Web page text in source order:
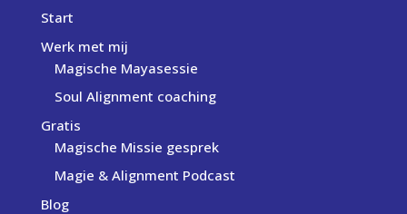
Start
Werk met mij
Magische Mayasessie
Soul Alignment coaching
Gratis
Magische Missie gesprek
Magie & Alignment Podcast
Blog